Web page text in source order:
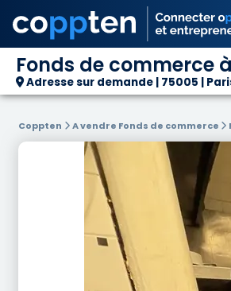
Fonds de commerce
Adresse sur demande | 75005 |
Coppten A vendre Fonds de commerce